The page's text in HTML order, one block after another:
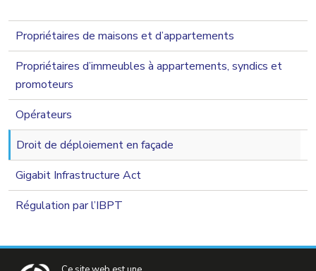
navigation 2nd level
Propriétaires de maisons et d’appartements
Propriétaires d’immeubles à appartements, syndics et
promoteurs
Opérateurs
Droit de déploiement en façade
Gigabit Infrastructure Act
Régulation par l’IBPT